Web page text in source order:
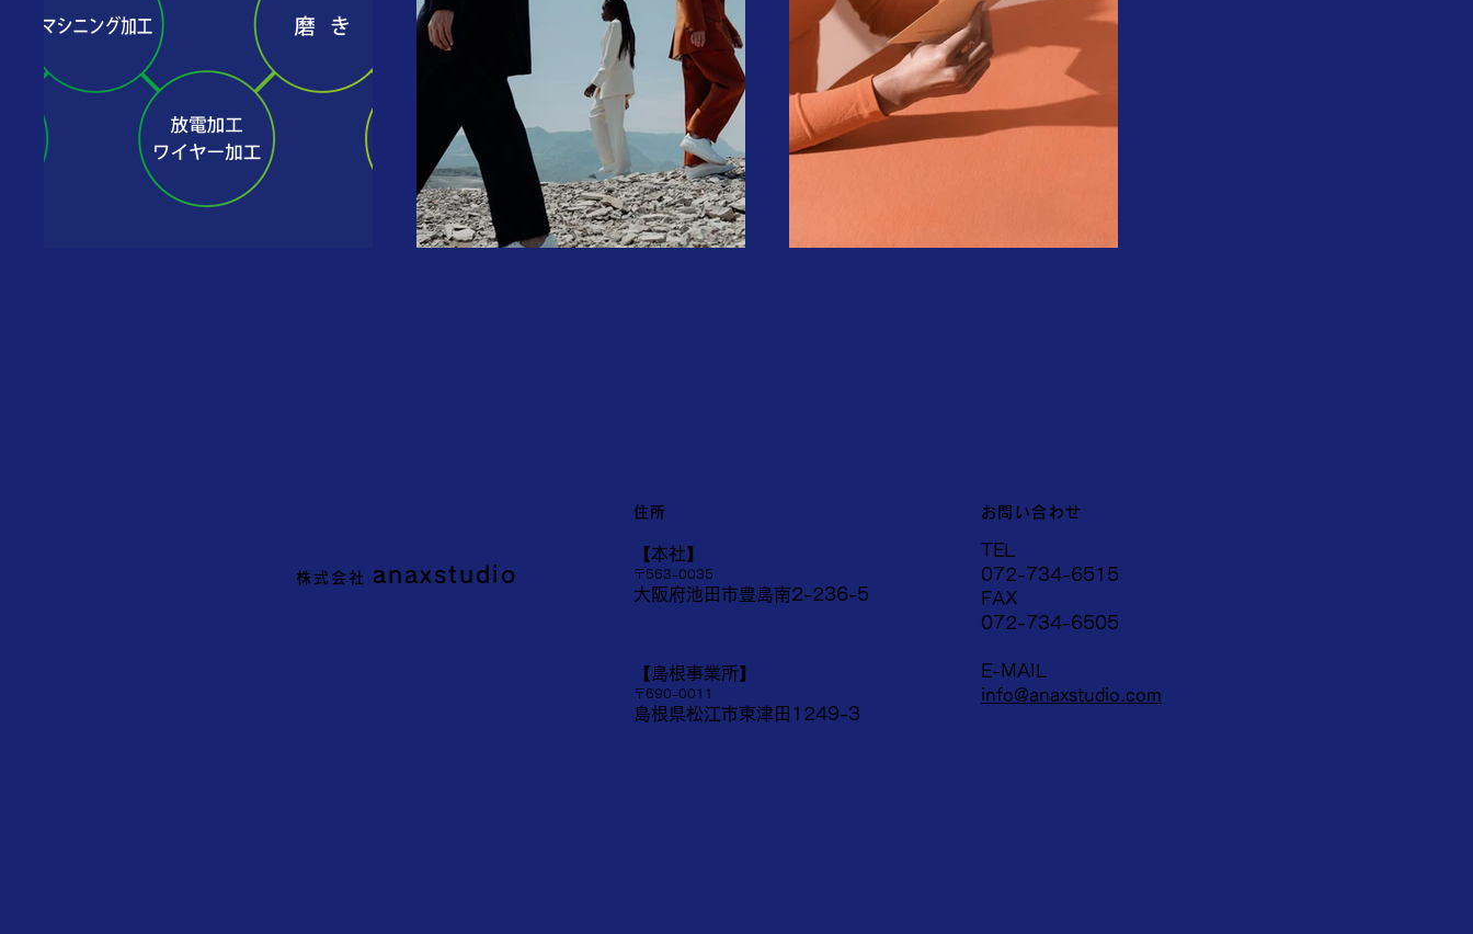
住所
株式会社 anaxstudio
​【本社】
〒563-0035
大阪府池田市豊島南2-236-5
【​島根事業所】
〒690-0011
島根県松江市東津田1249-3
お問い合わせ
TEL
072-734-6515
FAX
072-734-6505
E-MAIL
info@anaxstudio.com